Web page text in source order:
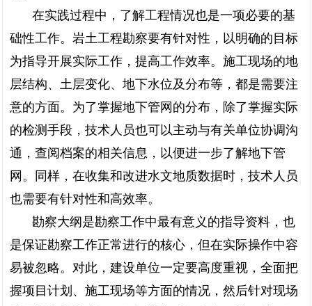
在实践过程中，了解工程情况也是一项必要的基
础性工作。岩土工程勘察要有针对性，以明确的目标
为指导开展实际工作，提高工作效率。施工现场的地
层结构、土层变化、地下水位及分布等，都是需要注
意的方面。为了掌握地下管网的分布，除了掌握实际
的检测手段，技术人员也可以主动与有关单位协调沟
通，查阅档案的相关信息，以便进一步了解地下管
网。同样，在收集和改进水文地质数据时，技术人员
也需要有针对性和高效率。
勘察大纲是勘察工作中最有意义的指导资料，也
是保证勘察工作正常进行的核心，但在实际操作中容
易被忽略。对此，建设单位一定要高度重视，全面把
握项目计划、施工现场等方面的情况，然后针对现场